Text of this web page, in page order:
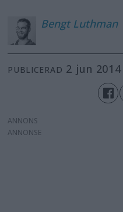
Bengt Luthman
PUBLICERAD 2 jun
ANNONS